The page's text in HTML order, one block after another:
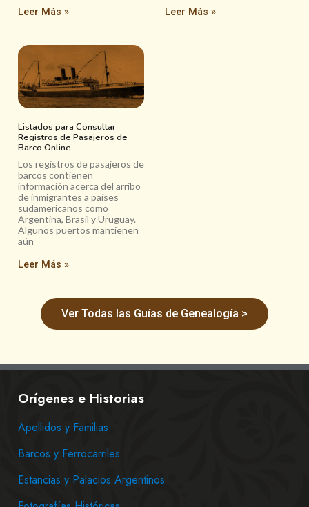
Leer Más »
Leer Más »
Listados para Consultar
Registros de Pasajeros de
Barco Online
Los registros de pasajeros de
barcos contienen
información acerca del arribo
de inmigrantes a países
sudamericanos como
Argentina, Brasil y Uruguay.
Algunos puertos mantienen
aún
Leer Más »
Ver Todas las Guías de Genealogía >
Orígenes e Historias
Apellidos y Familias
Barcos y Ferrocarriles
Estancias y Palacios Argentinos